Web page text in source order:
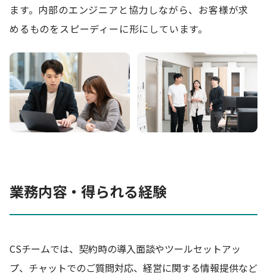
ます。内部のエンジニアと協力しながら、お客様が求
めるものをスピーディーに形にしています。
業務内容・得られる経験
CSチームでは、契約時の導入面談やツールセットアッ
プ、チャットでのご質問対応、経営に関する情報提供など